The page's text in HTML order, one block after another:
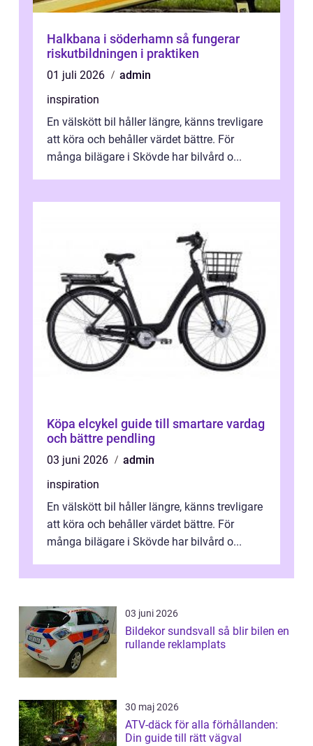
Halkbana i söderhamn så fungerar
riskutbildningen i praktiken
01 juli 2026
admin
inspiration
En välskött bil håller längre, känns trevligare
att köra och behåller värdet bättre. För
många bilägare i Skövde har bilvård o...
Köpa elcykel guide till smartare vardag
och bättre pendling
03 juni 2026
admin
inspiration
En välskött bil håller längre, känns trevligare
att köra och behåller värdet bättre. För
många bilägare i Skövde har bilvård o...
03 juni 2026
Bildekor sundsvall så blir bilen en
rullande reklamplats
30 maj 2026
ATV-däck för alla förhållanden:
Din guide till rätt vägval